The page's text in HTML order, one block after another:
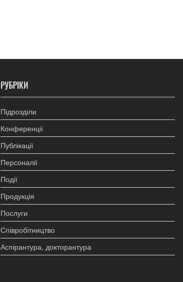
РУБРІКИ
Підрозділи
Конференції
Публікації
Персоналії
Події
Продукція
Послуги
Співробітництво
Аспірантура, докторантура